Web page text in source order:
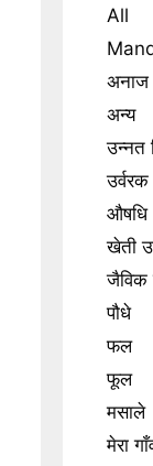
All
अनाज
अन्य
उन्नत
उर्वरक
औषधि
खेती
जैविक
पौधे
फल
फूल
मसाले
मेरा